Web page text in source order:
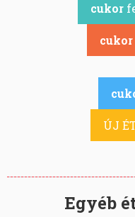
cukor
cukor
ÚJ
Egyéb